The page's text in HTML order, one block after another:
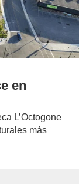
en
L’Octogone
más